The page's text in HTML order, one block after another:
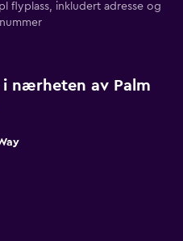
flyplass, inkludert adresse og
i nærheten av Palm